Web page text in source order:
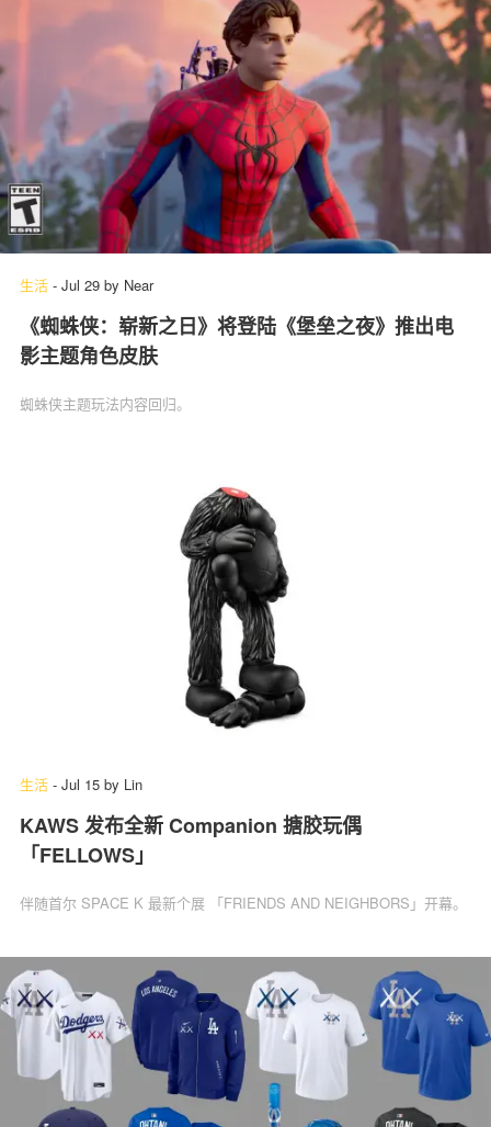
生活 - Jul 29 by Near
《蜘蛛侠：崭新之日》将登陆《堡垒之夜》推出电
影主题角色皮肤
蜘蛛侠主题玩法内容回归。
生活 - Jul 15 by Lin
KAWS 发布全新 Companion 搪胶玩偶
「FELLOWS」
伴随首尔 SPACE K 最新个展 「FRIENDS AND NEIGHBORS」开幕。